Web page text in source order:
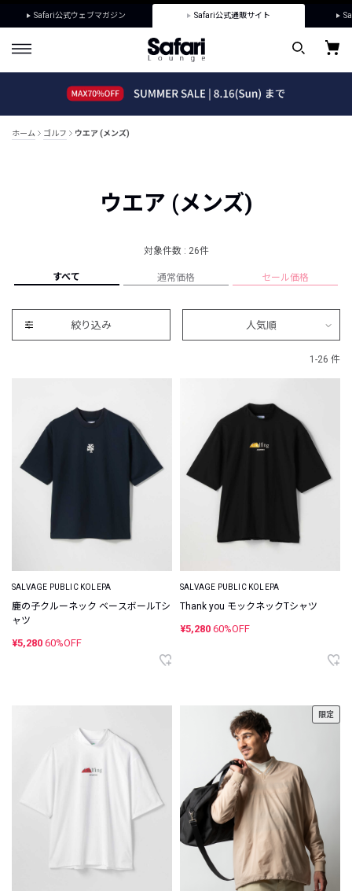
Safari公式ウェブマガジン Safari公式通販サイト
ホーム ゴルフ ウエア (メンズ)
ウエア (メンズ)
対象件数 : 26件
すべて 通常価格 セール価格
絞り込み 人気順
1-26 件
SALVAGE PUBLIC KOLEPA
鹿の子クルーネック ベースボールTシ
ャツ
¥5,280 60%OFF
SALVAGE PUBLIC KOLEPA
Thank you モックネックTシャツ
¥5,280 60%OFF
限定